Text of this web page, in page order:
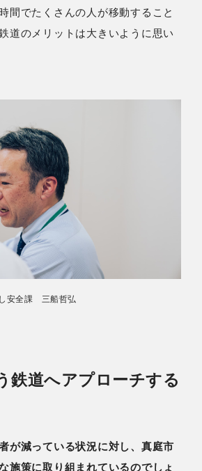
間でたくさんの人が移動すること
道のメリットは大きいように思い
安全課 三船哲弘
鉄道へアプローチする
減っている状況に対し、真庭市
施策に取り組まれているのでしょ